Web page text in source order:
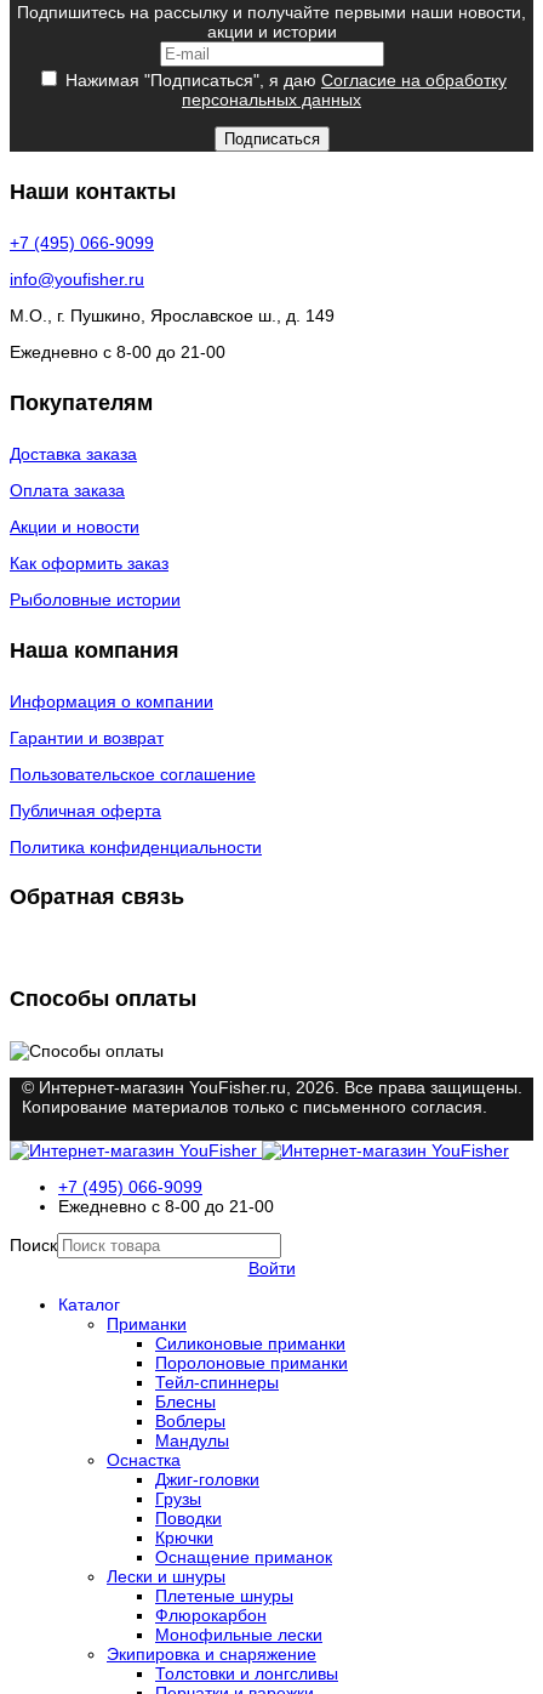
Подпишитесь на рассылку и получайте первыми наши новости,
акции и истории
Нажимая "Подписаться", я даю Согласие на обработку
персональных данных
Подписаться
Наши контакты
+7 (495) 066-9099
info@youfisher.ru
М.О., г. Пушкино, Ярославское ш., д. 149
Ежедневно с 8-00 до 21-00
Покупателям
Доставка заказа
Оплата заказа
Акции и новости
Как оформить заказ
Рыболовные истории
Наша компания
Информация о компании
Гарантии и возврат
Пользовательское соглашение
Публичная оферта
Политика конфиденциальности
Обратная связь
Способы оплаты
© Интернет-магазин YouFisher.ru, 2026. Все права защищены.
Копирование материалов только с письменного согласия.
+7 (495) 066-9099
Ежедневно с 8-00 до 21-00
Поиск
Войти
Каталог
Приманки
Силиконовые приманки
Поролоновые приманки
Тейл-спиннеры
Блесны
Воблеры
Мандулы
Оснастка
Джиг-головки
Грузы
Поводки
Крючки
Оснащение приманок
Лески и шнуры
Плетеные шнуры
Флюрокарбон
Монофильные лески
Экипировка и снаряжение
Толстовки и лонгсливы